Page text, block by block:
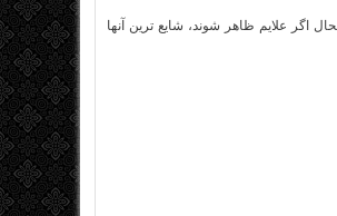
اگر علایم ظاهر شوند، شایع ترین آنها